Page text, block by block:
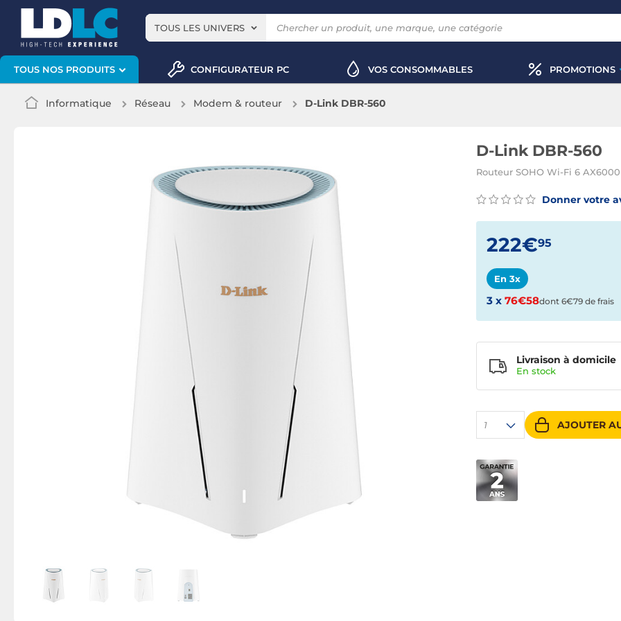
TOUS LES UNIVERS
TOUS NOS PRODUITS CONFIGURATEUR PC VOS CONSOMMABLES PROMOTIONS
Informatique Réseau Modem & routeur D-Link DBR-560
D-Link DBR-560
Routeur SOHO Wi-Fi 6 AX6000
Donner votre
222€95
En 3x
3 x 76€58dont 6€79 de frais
1 AJOUTER
Livraison à domicile
En stock